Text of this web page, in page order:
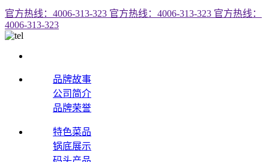
官方热线：4006-313-323 官方热线：4006-313-323 官方热线：
4006-313-323
品牌故事
公司简介
品牌荣誉
特色菜品
锅底展示